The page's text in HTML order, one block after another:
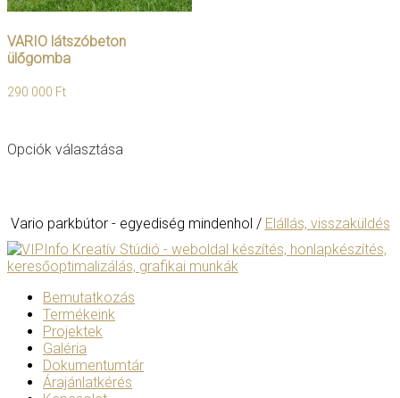
VARIO látszóbeton
ülőgomba
290 000 Ft
Opciók választásaa
van.
A
változatok
a
választhatók
Vario parkbútor - egyediség mindenhol / Elállás, visszaküldés
Bemutatkozás
Termékeink
Projektek
Galéria
Dokumentumtár
Árajánlatkérés